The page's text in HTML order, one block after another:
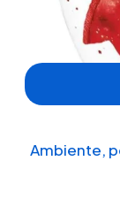
Ambiente,